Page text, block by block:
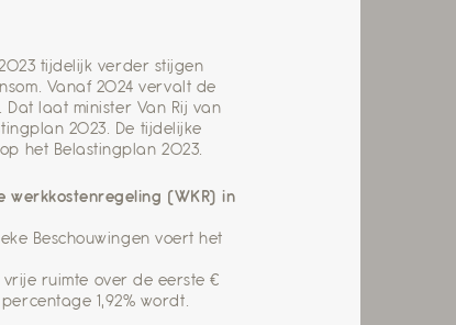
tijdelijk verder stijgen
Vanaf 2024 vervalt de
laat minister Van Rij van
2023. De tijdelijke
het Belastingplan 2023.
(WKR) in
Beschouwingen voert het
ruimte over de eerste €
1,92% wordt.